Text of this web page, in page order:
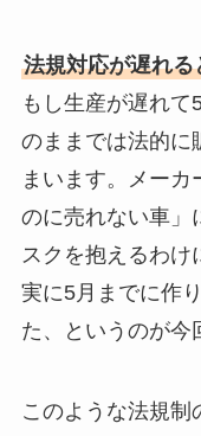
法規対応が遅れる
もし生産が遅れ
のままでは法的に
まいます。メーカ
のに売れない車」
スクを抱えるわけ
実に5月までに作
た、というのが今
このような法規制